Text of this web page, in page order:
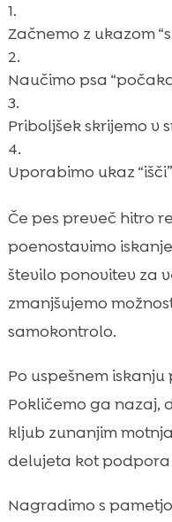
Začnemo z ukazom
Naučimo psa
Priboljšek skrijemo v
Uporabimo ukaz
Če pes preveč hitro
poenostavimo
število ponovitev za
zmanjšujemo
samokontrolo.
Po uspešnem
Pokličemo ga nazaj,
kljub zunanjim
delujeta kot podpora
Nagradimo s